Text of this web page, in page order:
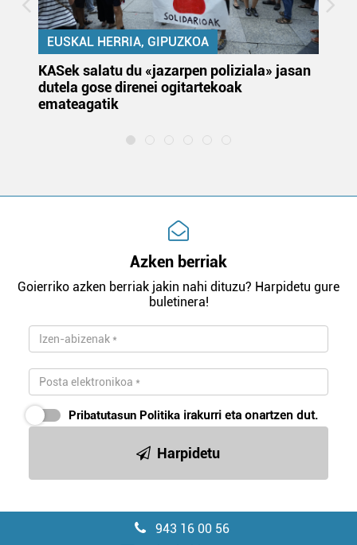
EUSKAL HERRIA, GIPUZKOA
KASek salatu du «jazarpen poliziala» jasan
dutela gose direnei ogitartekoak
emateagatik
Azken berriak
Goierriko azken berriak jakin nahi dituzu? Harpidetu gure
buletinera!
Pribatutasun Politika irakurri eta onartzen dut.
Harpidetu
943 16 00 56